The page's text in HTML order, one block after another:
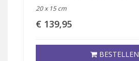
20 x 15 cm
€ 139,95
BESTELLEN